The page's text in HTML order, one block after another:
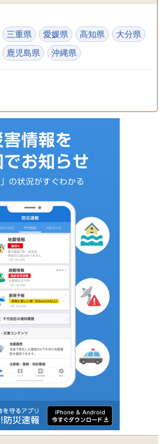
三重県 愛媛県 高知県
大分県
鹿児島県 沖縄県